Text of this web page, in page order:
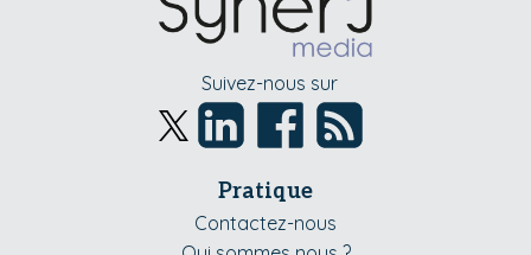
Suivez-nous sur
Pratique
Contactez-nous